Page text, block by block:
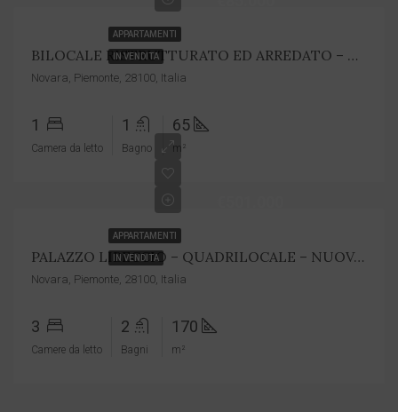
APPARTAMENTI
IN VENDITA BILOCALE RISTRUTTURATO ED ARREDATO – Cod. 7048
Novara, Piemonte, 28100, Italia
1
Camera da letto
1
Bagno
65
m²
APPARTAMENTI
IN VENDITA PALAZZO LIBECCIO – QUADRILOCALE – NUOVA COSTRUZIONE COD. 6748
Novara, Piemonte, 28100, Italia
3
Camere da letto
2
Bagni
170
m²